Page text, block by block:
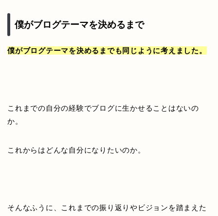
僕がブログテーマを決めるまで
僕がブログテーマを決めるまでも同じように考えました。
これまでの自分の経験でブログに生かせることはないの
か。
これからはどんな自分になりたいのか。
そんなふうに、これまでの振り返りやビジョンを踏まえた